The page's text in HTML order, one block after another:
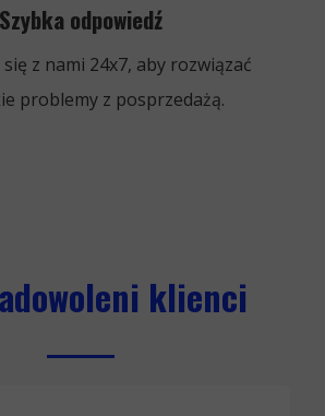
Szybka odpowiedź
z nami 24x7, aby rozwiązać
problemy z posprzedażą.
klienci